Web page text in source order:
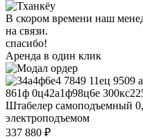
В скором времени наш
на связи.
спасибо!
Аренда в один клик
Штабелер самоподъемный
электроподъемом
337 880 ₽